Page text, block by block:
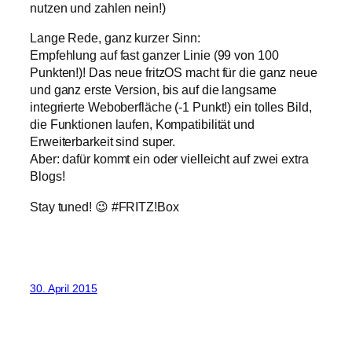
nutzen und zahlen nein!)
Lange Rede, ganz kurzer Sinn:
Empfehlung auf fast ganzer Linie (99 von 100
Punkten!)! Das neue fritzOS macht für die ganz neue
und ganz erste Version, bis auf die langsame
integrierte Weboberfläche (-1 Punkt!) ein tolles Bild,
die Funktionen laufen, Kompatibilität und
Erweiterbarkeit sind super.
Aber: dafür kommt ein oder vielleicht auf zwei extra
Blogs!
Stay tuned! 😉 #FRITZ!Box
30. April 2015